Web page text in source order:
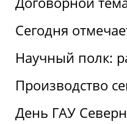
Сегодня
Научный полк:
Производство
День ГАУ